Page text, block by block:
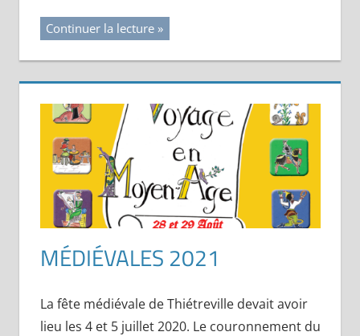
Continuer la lecture
MÉDIÉVALES 2021
La fête médiévale de Thiétreville devait avoir
lieu les 4 et 5 juillet 2020. Le couronnement du